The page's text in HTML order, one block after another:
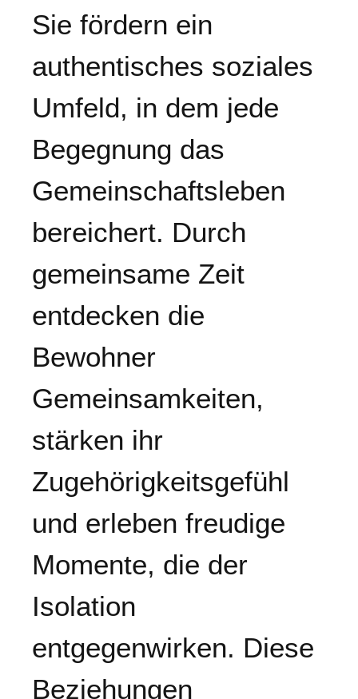
Sie fördern ein
authentisches soziales
Umfeld, in dem jede
Begegnung das
Gemeinschaftsleben
bereichert. Durch
gemeinsame Zeit
entdecken die
Bewohner
Gemeinsamkeiten,
stärken ihr
Zugehörigkeitsgefühl
und erleben freudige
Momente, die der
Isolation
entgegenwirken. Diese
Beziehungen